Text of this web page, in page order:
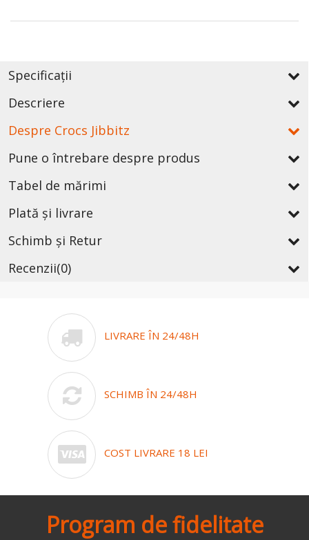
Specificații
Descriere
Despre Crocs Jibbitz
Pune o întrebare despre produs
Tabel de mărimi
Plată și livrare
Schimb și Retur
Recenzii(0)
LIVRARE ÎN 24/48H
SCHIMB ÎN 24/48H
COST LIVRARE 18 LEI
Program de fidelitate